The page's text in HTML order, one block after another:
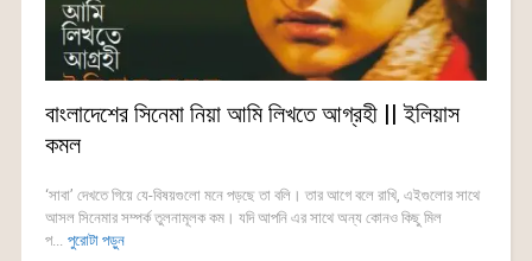
বাংলাদেশের সিনেমা নিয়া আমি লিখতে আগ্রহী || ইলিয়াস
কমল
‘সাবা’ দেখতে গিয়ে যে-বিষয়গুলো মনে পড়ছে তা বলি। তার আগে বলে রাখি, এইগুলোর সাথে
আসল সিনেমার সম্পর্ক তুলনামূলক কম। যদি আপনি এর সাথে অন্য কোনও কিছু মিল
প... পুরোটা পড়ুন